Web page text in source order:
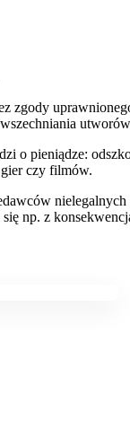
zgody
o pieniądze:
czy filmów.
np. z